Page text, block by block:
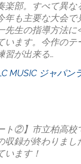
楽部。すべて異な
年も主要な大会で
先生の指導方法に
います。今作のテ
習が出来る…
MUSIC ジャパン
ト②】市立柏高校
収録が終わりまし
います！